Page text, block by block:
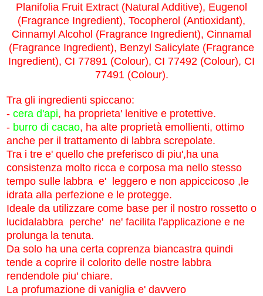
Planifolia Fruit Extract (Natural Additive), Eugenol
(Fragrance Ingredient), Tocopherol (Antioxidant),
Cinnamyl Alcohol (Fragrance Ingredient), Cinnamal
(Fragrance Ingredient), Benzyl Salicylate (Fragrance
Ingredient), CI 77891 (Colour), CI 77492 (Colour), CI
77491 (Colour).
Tra gli ingredienti spiccano:
- cera d'api, ha proprieta' lenitive e protettive.
- burro di cacao, ha alte proprietà emollienti, ottimo
anche per il trattamento di labbra screpolate.
Tra i tre e' quello che preferisco di piu',ha una
consistenza molto ricca e corposa ma nello stesso
tempo sulle labbra e' leggero e non appiccicoso ,le
idrata alla perfezione e le protegge.
Ideale da utilizzare come base per il nostro rossetto o
lucidalabbra perche' ne' facilita l'applicazione e ne
prolunga la tenuta.
Da solo ha una certa coprenza biancastra quindi
tende a coprire il colorito delle nostre labbra
rendendole piu' chiare.
La profumazione di vaniglia e' davvero